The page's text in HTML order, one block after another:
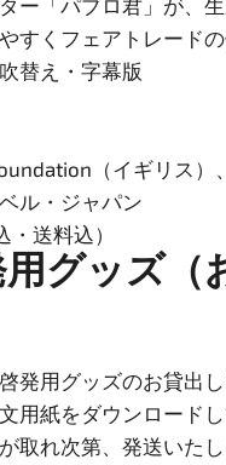
ー「パブロ君」が、
すくフェアトレード
替え・字幕版
（イギリス）
ル・ジャパン
・送料込）
グッズ（
発用グッズのお貸出
用紙をダウンロード
取れ次第、発送いた